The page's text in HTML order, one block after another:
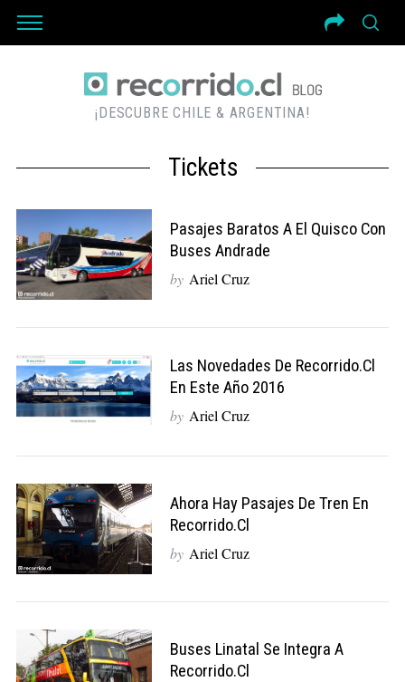
¡DESCUBRE CHILE & ARGENTINA!
Tickets
Pasajes Baratos A El Quisco Con
Buses Andrade
by Ariel Cruz
Las Novedades De Recorrido.cl
En Este Año 2016
by Ariel Cruz
Ahora Hay Pasajes De Tren En
Recorrido.cl
by Ariel Cruz
Buses Linatal Se Integra A
Recorrido.cl